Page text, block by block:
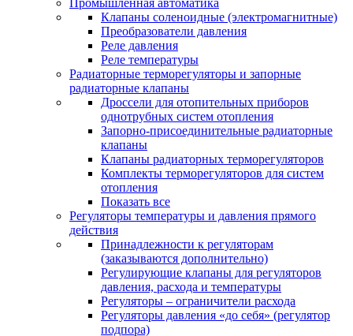
Промышленная автоматика
Клапаны соленоидные (электромагнитные)
Преобразователи давления
Реле давления
Реле температуры
Радиаторные терморегуляторы и запорные
радиаторные клапаны
Дроссели для отопительных приборов
однотрубных систем отопления
Запорно-присоединительные радиаторные
клапаны
Клапаны радиаторных терморегуляторов
Комплекты терморегуляторов для систем
отопления
Показать все
Регуляторы температуры и давления прямого
действия
Принадлежности к регуляторам
(заказываются дополнительно)
Регулирующие клапаны для регуляторов
давления, расхода и температуры
Регуляторы – ограничители расхода
Регуляторы давления «до себя» (регулятор
подпора)